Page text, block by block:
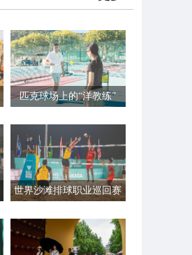
匹克球场上的“洋教练”
世界沙滩排球职业巡回赛